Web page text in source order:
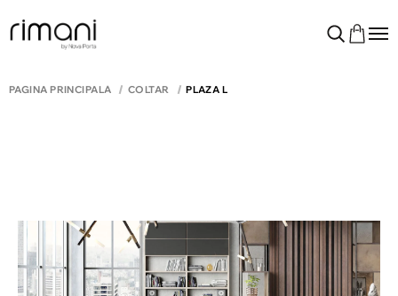
PAGINA PRINCIPALĂ COLTAR PLAZA L